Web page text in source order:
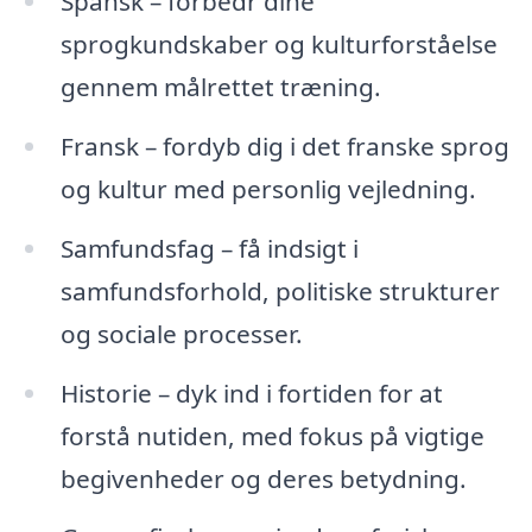
sprogkundskaber og kulturforståelse
gennem målrettet træning.
Fransk – fordyb dig i det franske sprog
og kultur med personlig vejledning.
Samfundsfag – få indsigt i
samfundsforhold, politiske strukturer
og sociale processer.
Historie – dyk ind i fortiden for at
forstå nutiden, med fokus på vigtige
begivenheder og deres betydning.